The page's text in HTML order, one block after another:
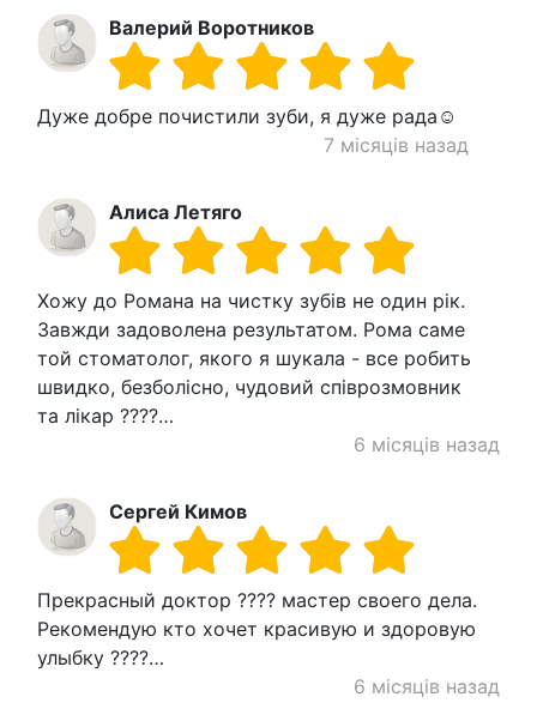
Валерий Воротников
Дуже добре почистили зуби, я дуже рада☺️
7 місяців назад
Алиса Летяго
Хожу до Романа на чистку зубів не один рік.
Завжди задоволена результатом. Рома саме
той стоматолог, якого я шукала - все робить
швидко, безболісно, чудовий співрозмовник
та лікар ????…
6 місяців назад
Сергей Кимов
Прекрасный доктор ???? мастер своего дела.
Рекомендую кто хочет красивую и здоровую
улыбку ????…
6 місяців назад